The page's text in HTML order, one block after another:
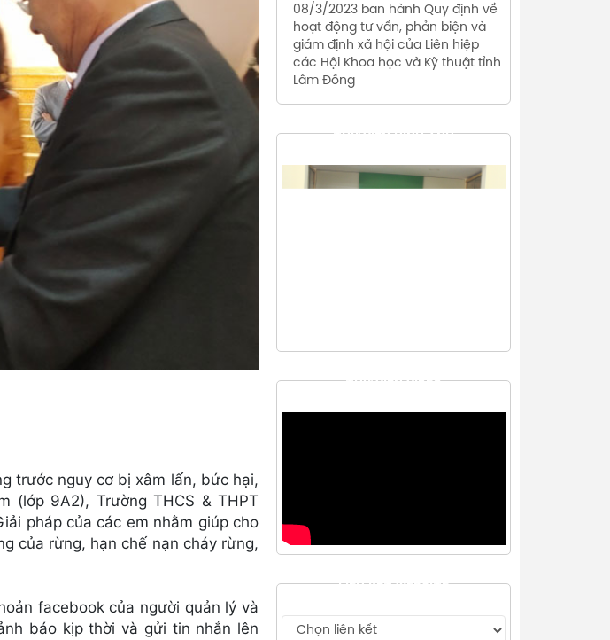
trước nguy cơ bị xâm lấn, bức hại,
(lớp 9A2), Trường THCS & THPT
pháp của các em nhằm giúp cho
của rừng, hạn chế nạn cháy rừng,
facebook của người quản lý và
báo kịp thời và gửi tin nhắn lên
08/3/2023 ban hành Quy định về
hoạt động tư vấn, phản biện và
giám định xã hội của Liên hiệp
các Hội Khoa học và Kỹ thuật tỉnh
Lâm Đồng
THƯ VIỆN HÌNH ẢNH
THƯ VIỆN VIDEO
LIÊN KẾT WEBSITE